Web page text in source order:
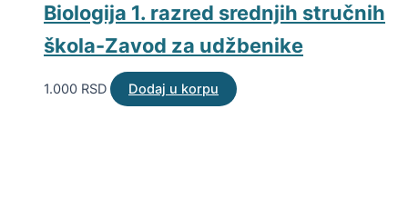
Biologija 1. razred srednjih stručnih
škola-Zavod za udžbenike
1.000 RSD Dodaj u korpu